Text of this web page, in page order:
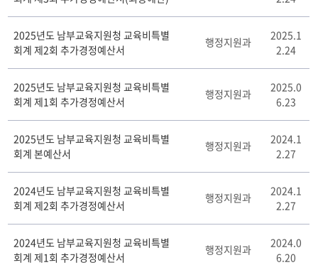
산
서
게
리
스
트
테
이
2025년도 남부교육지원청 교육비특별
회계 제2회 추가경정예산서
행정지원과
2025.1
2.24
2025년도 남부교육지원청 교육비특별
회계 제1회 추가경정예산서
행정지원과
2025.0
6.23
2025년도 남부교육지원청 교육비특별
회계 본예산서
행정지원과
2024.1
2.27
2024년도 남부교육지원청 교육비특별
회계 제2회 추가경정예산서
행정지원과
2024.1
2.27
2024년도 남부교육지원청 교육비특별
회계 제1회 추가경정예산서
행정지원과
2024.0
6.20